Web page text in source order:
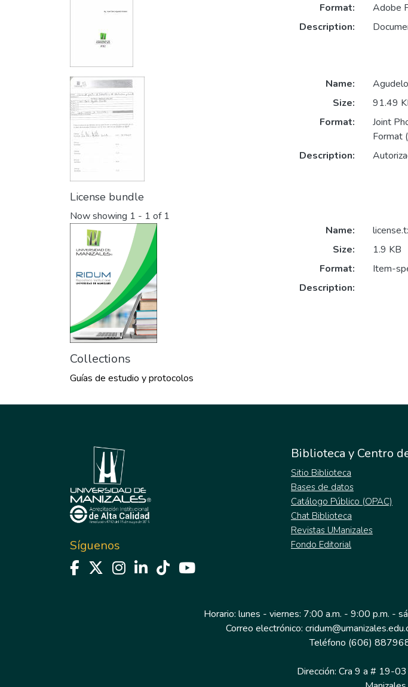
Format:
Adobe
Description:
Name:
Size:
91.49
Format:
Joint
Format
Description:
License bundle
Now showing 1 - 1 of 1
Name:
Size:
1.9 KB
Format:
Item-
Description:
Collections
Guías de estudio y protocolos
Síguenos
Biblioteca y Centro
Sitio Biblioteca
Bases de datos
Catálogo Público (OPAC)
Chat Biblioteca
Revistas UManizales
Fondo Editorial
Horario: lunes - viernes: 7:00 a.m. - 9:00 p.m. -
Correo electrónico:
Teléfono (606)
Dirección: Cra 9 a # 19-